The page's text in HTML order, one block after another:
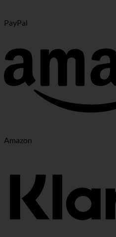
PayPal
Amazon